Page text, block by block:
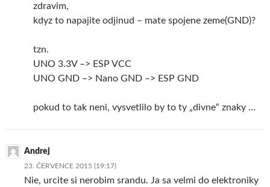
zdravim,
kdyz to napajite odjinud – mate spojene zeme(GND)?
tzn.
UNO 3.3V –> ESP VCC
UNO GND –> Nano GND –> ESP GND
pokud to tak neni, vysvetlilo by to ty „divne“ znaky …
Andrej
23. ČERVENCE 2015 (19:17)
Nie, urcite si nerobim srandu. Ja sa velmi do elektroniky